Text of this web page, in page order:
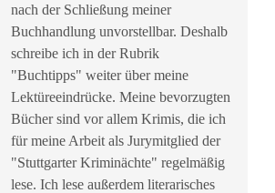
nach der Schließung meiner
Buchhandlung unvorstellbar. Deshalb
schreibe ich in der Rubrik
"Buchtipps" weiter über meine
Lektüreeindrücke. Meine bevorzugten
Bücher sind vor allem Krimis, die ich
für meine Arbeit als Jurymitglied der
"Stuttgarter Kriminächte" regelmäßig
lese. Ich lese außerdem literarisches